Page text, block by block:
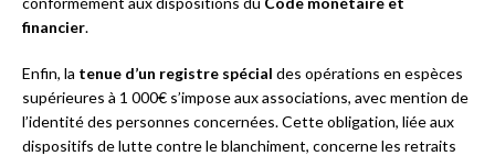
financier.
Enfin, la tenue d’un registre spécial des opérations en espèces
supérieures à 1 000€ s’impose aux associations, avec mention de
l’identité des personnes concernées. Cette obligation, liée aux
dispositifs de lutte contre le blanchiment, concerne les retraits